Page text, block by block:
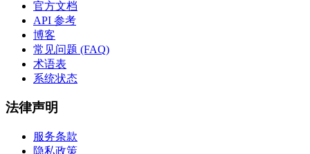
官方文档
API 参考
博客
常见问题 (FAQ)
术语表
系统状态
法律声明
服务条款
隐私政策